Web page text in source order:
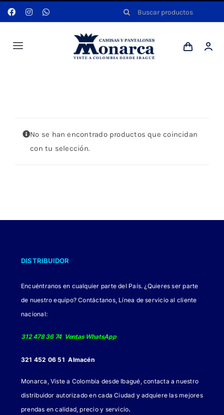
Saltar
al
Buscar:
Toggle
Dotaciones
No se han encontrado productos que coincidan
con tu selección.
DISTRIBUIDOR
Encuéntranos en cualquier parte del País. ¿Quieres ser parte
de nuestro equipo? Contáctanos, Línea de servicio al cliente
nacional:
312 478 36 74 Ventas WhatsApp
321 452 06 51 Almacén
Monarca, Viste a Colombia desde Ibagué, contacta a nuestro
distribuidor autorizado en cada Ciudad y adquiere las mejores
prendas en calidad, precio y servicio.